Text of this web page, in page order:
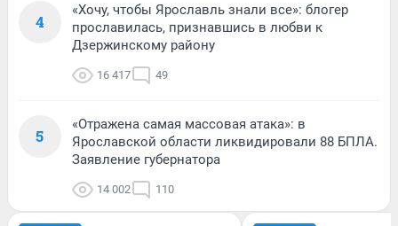
4
«Хочу, чтобы Ярославль знали все»: блогер
прославилась, признавшись в любви к
Дзержинскому району
16 417 49
5
«Отражена самая массовая атака»: в
Ярославской области ликвидировали 88 БПЛА.
Заявление губернатора
14 002 110